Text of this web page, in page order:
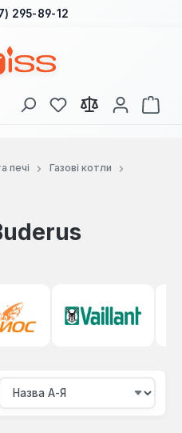
295-89-12
У вас є 0 у списку
печі
Газові котли